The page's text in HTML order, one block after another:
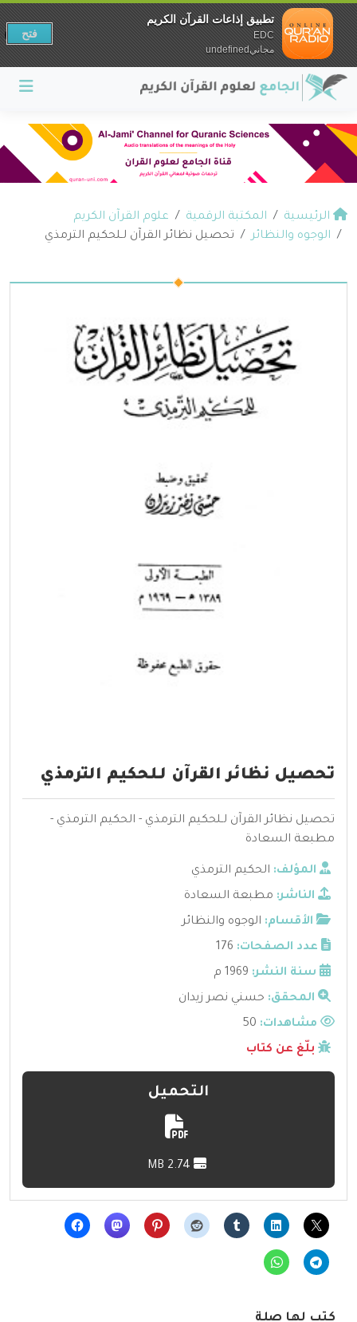
الرئيسية المكتبة الرقمية
علوم القرآن الكريم
الوجوه والنظائر
تحصيل نظائر القرآن لـلحكيم الترمذي
تحصيل نظائر القرآن لـلحكيم الترمذي
تحصيل نظائر القرآن لـلحكيم الترمذي - الحكيم الترمذي -
مطبعة السعادة
المؤلف: الحكيم الترمذي
الناشر: مطبعة السعادة
الأقسام: الوجوه والنظائر
عدد الصفحات: 176
سنة النشر: 1969 م
المحقق: حسني نصر زيدان
مشاهدات:
بلّغ عن كتاب
التحميل
كتب لها صلة
تطبيق إذاعات القرآن الكريم
EDC
مجانيundefined
فتح